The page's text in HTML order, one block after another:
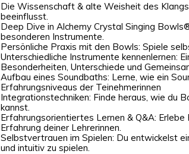
Die Wissenschaft & alte Weisheit des
beeinflusst.
Deep Dive in Alchemy Crystal Singing
besonderen Instrumente.
Persönliche Praxis mit den Bowls: Spiele
Unterschiedliche Instrumente kennenlernen:
Besonderheiten, Unterschiede und
Aufbau eines Soundbaths: Lerne, wie ein
Erfahrungsniveaus der Teinehmerinnen
Integrationstechniken: Finde heraus, wie du
kannst.
Erfahrungsorientiertes Lernen & Q&A:
Erfahrung deiner Lehrerinnen.
Selbstvertrauen im Spielen: Du entwickelst
und intuitiv zu spielen.